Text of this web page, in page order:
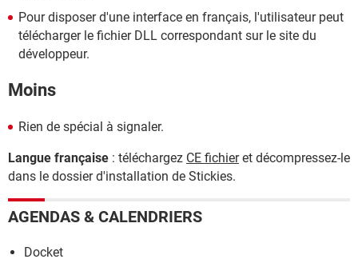
Pour disposer d'une interface en français, l'utilisateur peut
télécharger le fichier DLL correspondant sur le site du
développeur.
Moins
Rien de spécial à signaler.
Langue française : téléchargez CE fichieret décompressez-le
dans le dossier d'installation de Stickies.
AGENDAS & CALENDRIERS
Docket